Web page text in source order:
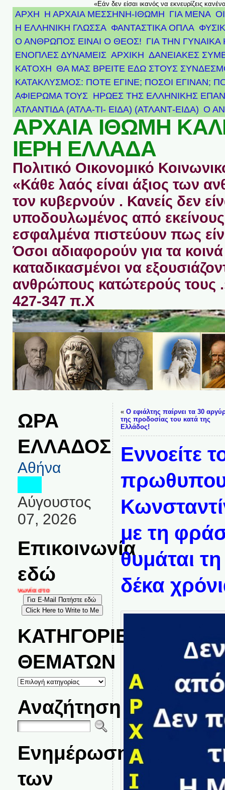
«Εάν δεν είσαι ικανός να εκνευρίζεις
ΑΡΧΗ Η ΑΡΧΑΙΑ ΜΕΣΣΗΝΗ-ΙΘΩΜΗ ΓΙΑ ΜΕΝΑ
Η ΕΛΛΗΝΙΚΗ ΓΛΩΣΣΑ ΦΑΝΤΑΣΤΙΚΑ ΟΠΛΑ
Ο ΑΝΘΡΩΠΟΣ ΕΙΝΑΙ Ο ΘΕΟΣ! ΓΙΑ ΤΗΝ ΓΥΝΑΙΚΑ
ΕΝΟΠΛΕΣ ΔΥΝΑΜΕΙΣ ΑΡΧΙΚΉ ΔΑΝΕΙΑΚΕΣ
ΚΑΤΟΧΗ ΘΑ ΜΑΣ ΒΡΕΙΤΕ ΕΔΩ ΣΤΟΥΣ
ΚΑΤΑΚΛΥΣΜΟΣ: ΠΟΤΕ ΕΓΙΝΕ; ΠΟΣΟΙ ΕΓΙΝΑΝ;
ΑΦΙΈΡΩΜΑ ΤΟΥΣ ΉΡΩΕΣ ΤΗΣ ΕΛΛΗΝΙΚΉΣ
ΑΤΛΑΝΤΊΔΑ (ΑΤΛΑ-ΤΙ- ΕΙΔΑ) (ΑΤΛΑΝΤ-ΕΙΔΑ) Ο
ΑΡΧΑΙΑ ΙΘΩΜΗ
ΙΕΡΗ ΕΛΛΑΔΑ
Πολιτικό Οικονομικό
«Κάθε λαός είναι άξιος των
τον κυβερνούν . Κανείς δεν
υποδουλωμένος από
εσφαλμένα πιστεύουν πως
Όσοι αδιαφορούν για τα κοινά
καταδικασμένοι να
ανθρώπους κατώτερούς τους
427-347 π.Χ
ΩΡΑ
ΕΛΛΑΔΟΣ
Αθήνα
Αύγουστος
07, 2026
Επικοινωνία
εδώ
στο
ΚΑΤΗΓΟΡΙΕΣ
ΘΕΜΑΤΩΝ
ΚΑΤΗΓΟΡΙΕΣ
ΘΕΜΑΤΩΝ
Αναζήτηση
Ενημέρωση
των
« Ο εφιάλτης παίρνει τα 30
της προδοσίας του κατά της
Ελλάδος!
Εννοείτε
με τη
θυμάται
δέκα